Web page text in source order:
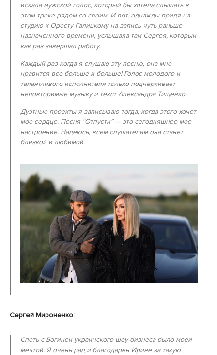
искала мужской голос, который бы хотела слышать в
этом треке рядом со своим. И вот, однажды придя на
студию к Оресту Галицкому на запись чуть раньше
назначенного времени, услышала там Сергея, который
как раз завершал работу.
Каждый раз когда я слушаю эту песню, она мне
нравится все больше и больше! Голос молодого и
талантливого исполнителя только подчеркивает
неповторимые музыку и текст Александра Тищенко.
Дуэтные проекты я записываю тогда, когда этого хочет
мое сердце. Песня “Отпусти” — это сегодняшнее мое
настроение. Надеюсь, всем слушателям она станет
близкой и любимой.
Сергей Мироненко:
Спеть с Богиней украинского шоу-бизнеса было моей
мечтой. Я очень рад и благодарен Ирине за такую